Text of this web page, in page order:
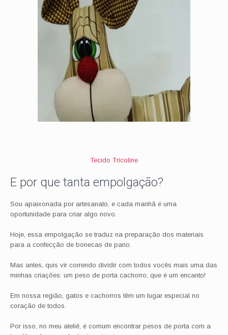
Tecido Tricoline
E por que tanta empolgação?
Sou apaixonada por artesanato, e cada manhã é uma
oportunidade para criar algo novo.
Hoje, essa empolgação se traduz na preparação dos materiais
para a confecção de bonecas de pano.
Mas antes, quis vir correndo dividir com todos vocês mais uma das
minhas criações: um peso de porta cachorro, que é um encanto!
Em nossa região, gatos e cachorros têm um lugar especial no
coração de todos.
Por isso, no meu ateliê, é comum encontrar pesos de porta com a